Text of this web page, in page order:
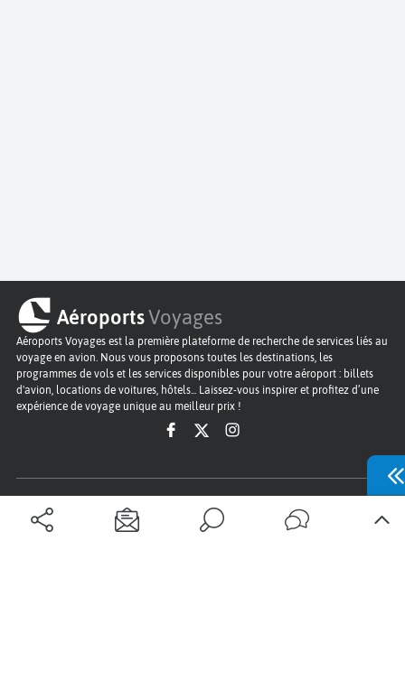
AéroportsVoyages
Aéroports Voyages est la première plateforme de recherche de services liés au
voyage en avion. Nous vous proposons toutes les destinations, les
programmes de vols et les services disponibles pour votre aéroport : billets
d'avion, locations de voitures, hôtels... Laissez-vous inspirer et profitez d’une
expérience de voyage unique au meilleur prix !
Sur Aéroports Voyages